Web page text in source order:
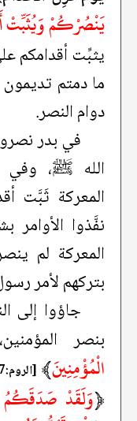
يَنْصُرْكُمْ وَيُثَبِّتْ
يثبِّت أقدامكم
ما دمتم
دوام النصر.
في بدر
الله ﷺ، وفي
المعركة ثَبَّت
نفَّذوا
المعركة لم
بتركهم لأمر
جاؤوا إلى
بنصر
الْمُؤْمِنِينَ﴾ [الروم:47]
﴿وَلَقَدْ صَدَقَكُمُ